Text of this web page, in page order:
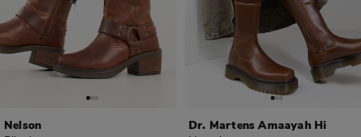
Nelson Dr. Martens Amaayah Hi